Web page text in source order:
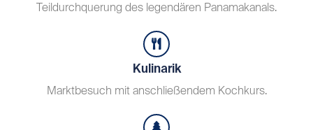
Teildurchquerung des legendären Panamakanals.
Kulinarik
Marktbesuch mit anschließendem Kochkurs.